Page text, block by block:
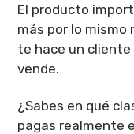
El producto
más por lo mismo
te hace un
vende.
¿Sabes en qué
pagas realmente